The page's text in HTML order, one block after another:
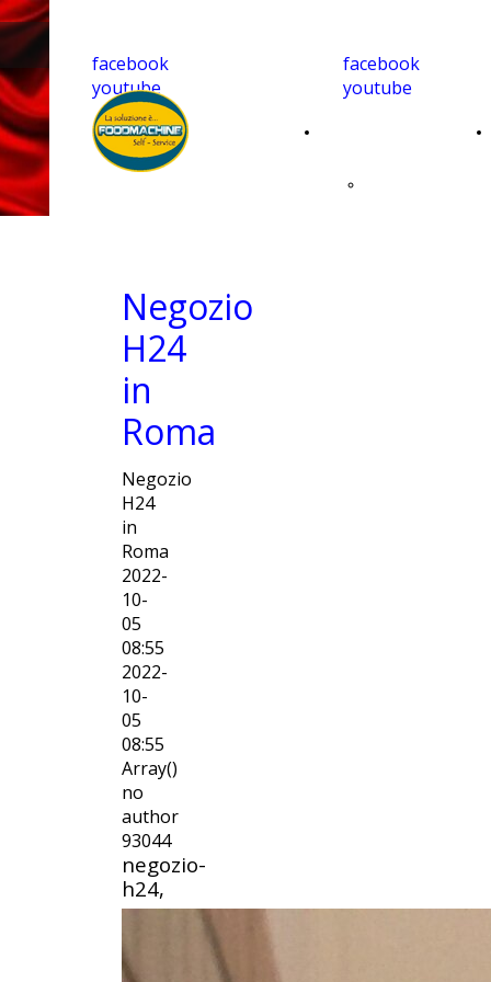
facebook
youtube
facebook
youtube
Negozio
H24
in
Roma
Negozio
H24
in
Roma
2022-
10-
05
08:55
2022-
10-
05
08:55
Array()
no
author
93044
negozio-
h24,